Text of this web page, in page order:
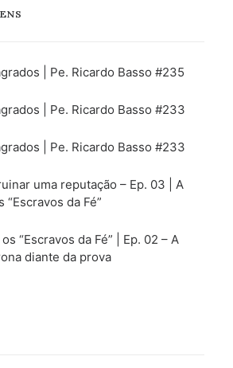
| Pe. Ricardo Basso #235
| Pe. Ricardo Basso #233
| Pe. Ricardo Basso #233
uma reputação – Ep. 03 | A
da Fé”
“Escravos da Fé” | Ep. 02 – A
diante da prova